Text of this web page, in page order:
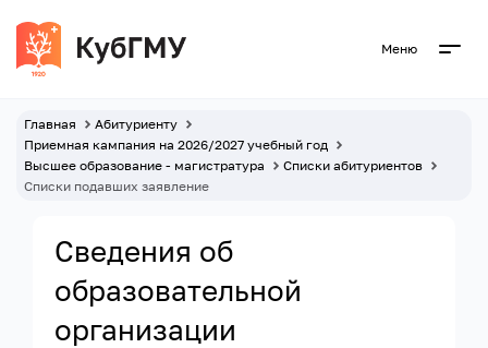
Меню
Главная
Абитуриенту
Приемная кампания на 2026/2027 учебный год
Высшее образование - магистратура
Списки абитуриентов
Списки подавших заявление
Сведения об
образовательной
организации